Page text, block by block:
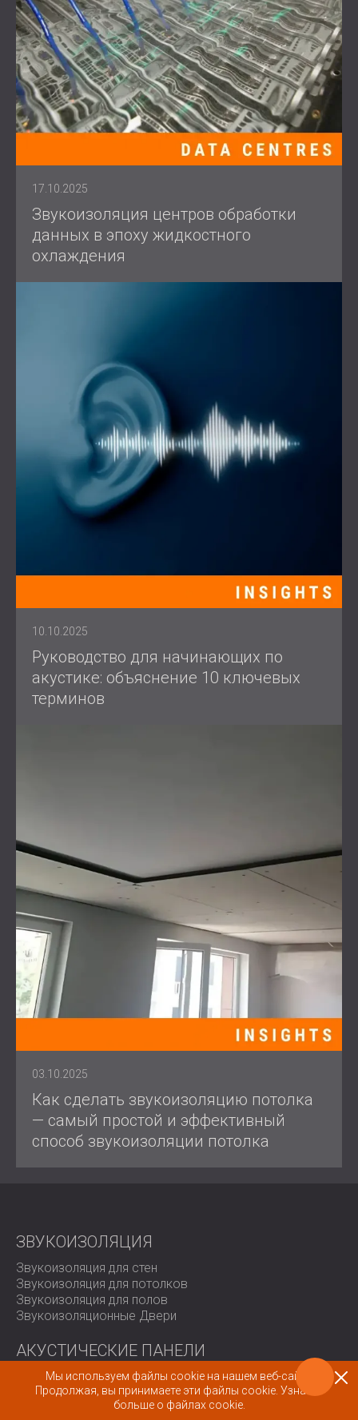
17.10.2025
Звукоизоляция центров обработки
данных в эпоху жидкостного
охлаждения
10.10.2025
Руководство для начинающих по
акустике: объяснение 10 ключевых
терминов
03.10.2025
Как сделать звукоизоляцию потолка
— самый простой и эффективный
способ звукоизоляции потолка
ЗВУКОИЗОЛЯЦИЯ
Звукоизоляция для стен
Звукоизоляция для потолков
Звукоизоляция для полов
Звукоизоляционные Двери
АКУСТИЧЕСКИЕ ПАНЕЛИ
Eco-friendly Acoustic Panels and Dividers
Перфорированные деревянные акустические панели
Акустические панели и перегородки с текстильным
Мы используем файлы cookie на нашем веб-сайте.
Продолжая, вы принимаете эти файлы cookie. Узнайте
больше о файлах cookie.